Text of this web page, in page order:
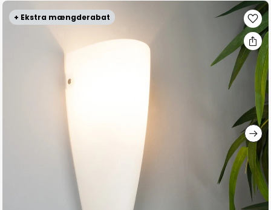
+ Ekstra mængderabat
Gå
til